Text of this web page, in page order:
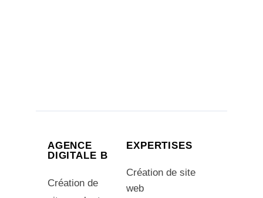
AGENCE
DIGITALE B
Création de
EXPERTISES
Création de site
web